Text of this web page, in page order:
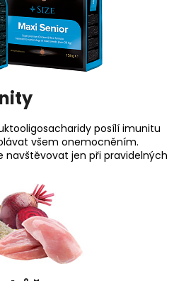
posílí imunitu
všem onemocněním.
navštěvovat jen při pravidelných